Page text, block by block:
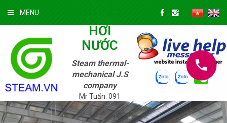
MENU
HƠI
NƯỚC
Steam thermal-
mechanical J.S
company
Mr Tuấn: 091
3322 147; Mr.
Tuyền: 039 720